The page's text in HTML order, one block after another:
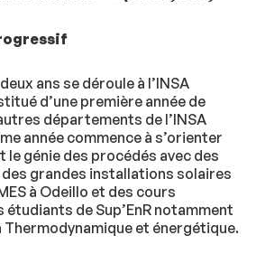
ans se déroule à l’INSA
d’une première année de
départements de l’INSA
année commence à s’orienter
le génie des procédés avec des
grandes installations solaires
à Odeillo et des cours
de Sup’EnR notamment
Thermodynamique et énergétique.